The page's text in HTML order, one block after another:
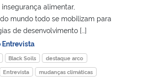
alimentar,
mundo todo se mobilizam para
de desenvolvimento […]
Entrevista
Black Soils
destaque arco
Entrevista
mudanças climáticas